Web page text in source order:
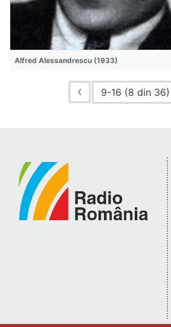
Alfred Alessandrescu (1933)
9-16 (8 din 36)